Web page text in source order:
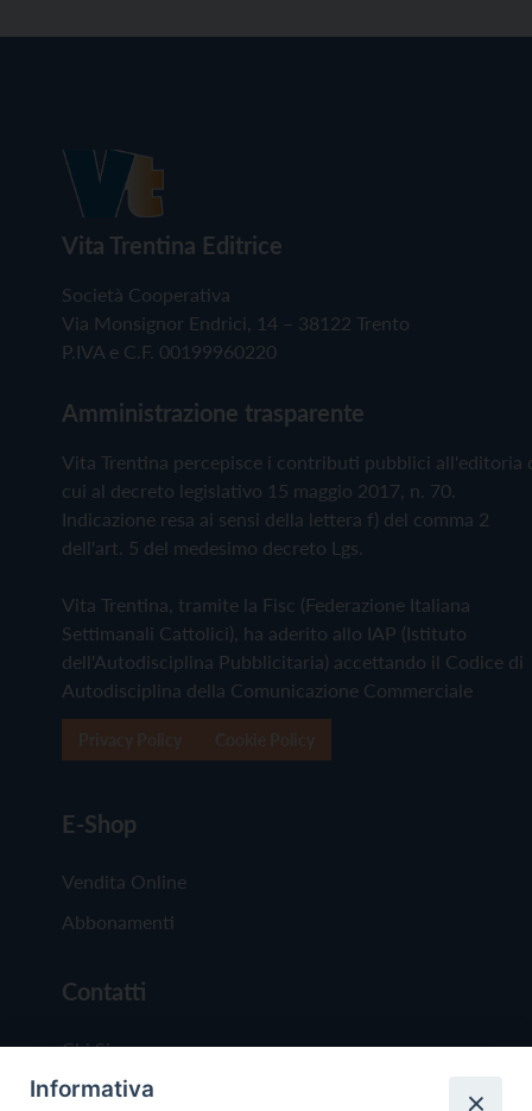
Vita Trentina Editrice
Società Cooperativa
Via Monsignor Endrici, 14 – 38122 Trento
P.IVA e C.F. 00199960220
Amministrazione trasparente
Vita Trentina percepisce i contributi pubblici all'editoria
cui al decreto legislativo 15 maggio 2017, n. 70.
Indicazione resa ai sensi della lettera f) del comma 2
dell'art. 5 del medesimo decreto Lgs.
Vita Trentina, tramite la Fisc (Federazione Italiana
Settimanali Cattolici), ha aderito allo IAP (Istituto
dell'Autodisciplina Pubblicitaria) accettando il Codice di
Autodisciplina della Comunicazione Commerciale
E-Shop
Vendita Online
Abbonamenti
Contatti
Chi Siamo
Redazione
Informativa